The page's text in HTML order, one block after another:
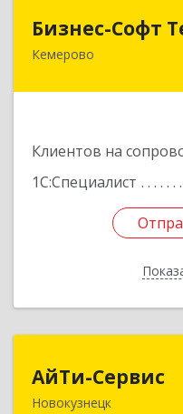
Бизнес-Софт
Кемерово
Клиентов на
1С:Специалист
650992,
АйТи-Сервис
Новокузнецк
654005,